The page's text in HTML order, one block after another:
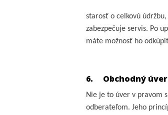
starosť o celkovú
zabezpečuje servis. Po
máte možnosť ho
6. Obchodný úver
Nie je to úver v pravom
odberateľom. Jeho